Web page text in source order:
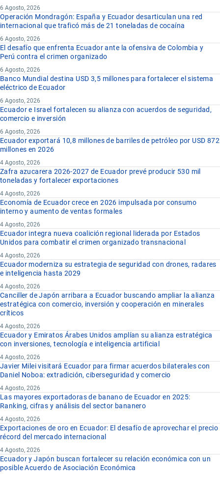
6 Agosto, 2026
Operación Mondragón: España y Ecuador desarticulan una red
internacional que traficó más de 21 toneladas de cocaína
6 Agosto, 2026
El desafío que enfrenta Ecuador ante la ofensiva de Colombia y
Perú contra el crimen organizado
6 Agosto, 2026
Banco Mundial destina USD 3,5 millones para fortalecer el sistema
eléctrico de Ecuador
6 Agosto, 2026
Ecuador e Israel fortalecen su alianza con acuerdos de seguridad,
comercio e inversión
6 Agosto, 2026
Ecuador exportará 10,8 millones de barriles de petróleo por USD 872
millones en 2026
4 Agosto, 2026
Zafra azucarera 2026-2027 de Ecuador prevé producir 530 mil
toneladas y fortalecer exportaciones
4 Agosto, 2026
Economía de Ecuador crece en 2026 impulsada por consumo
interno y aumento de ventas formales
4 Agosto, 2026
Ecuador integra nueva coalición regional liderada por Estados
Unidos para combatir el crimen organizado transnacional
4 Agosto, 2026
Ecuador moderniza su estrategia de seguridad con drones, radares
e inteligencia hasta 2029
4 Agosto, 2026
Canciller de Japón arribara a Ecuador buscando ampliar la alianza
estratégica con comercio, inversión y cooperación en minerales
críticos
4 Agosto, 2026
Ecuador y Emiratos Árabes Unidos amplían su alianza estratégica
con inversiones, tecnología e inteligencia artificial
4 Agosto, 2026
Javier Milei visitará Ecuador para firmar acuerdos bilaterales con
Daniel Noboa: extradición, ciberseguridad y comercio
4 Agosto, 2026
Las mayores exportadoras de banano de Ecuador en 2025:
Ranking, cifras y análisis del sector bananero
4 Agosto, 2026
Exportaciones de oro en Ecuador: El desafío de aprovechar el precio
récord del mercado internacional
4 Agosto, 2026
Ecuador y Japón buscan fortalecer su relación económica con un
posible Acuerdo de Asociación Económica